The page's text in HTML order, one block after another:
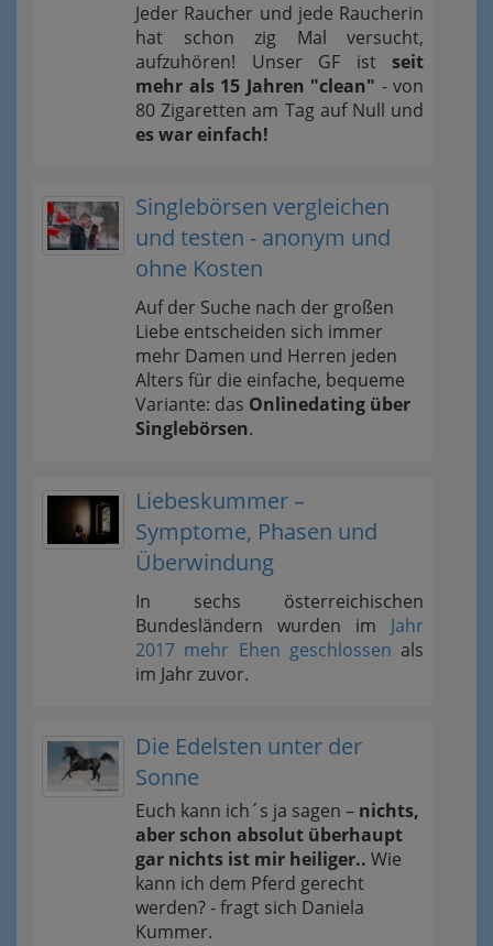
Jeder Raucher und jede Raucherin
hat schon zig Mal versucht,
aufzuhören! Unser GF ist seit
mehr als 15 Jahren "clean" - von
80 Zigaretten am Tag auf Null und
es war einfach!
Singlebörsen vergleichen
und testen - anonym und
ohne Kosten
Auf der Suche nach der großen
Liebe entscheiden sich immer
mehr Damen und Herren jeden
Alters für die einfache, bequeme
Variante: das Onlinedating über
Singlebörsen.
Liebeskummer –
Symptome, Phasen und
Überwindung
In sechs österreichischen
Bundesländern wurden im Jahr
2017 mehr Ehen geschlossen als
im Jahr zuvor.
Die Edelsten unter der
Sonne
Euch kann ich´s ja sagen – nichts,
aber schon absolut überhaupt
gar nichts ist mir heiliger.. Wie
kann ich dem Pferd gerecht
werden? - fragt sich Daniela
Kummer.